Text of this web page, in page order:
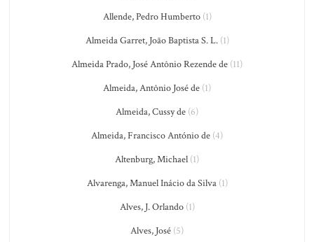
Allende, Pedro Humberto(1)
Almeida Garret, João Baptista S. L.(1)
Almeida Prado, José Antônio Rezende de (11)
Almeida, Antônio José de (1)
Almeida, Cussy de (6)
Almeida, Francisco António de (4)
Altenburg, Michael (1)
Alvarenga, Manuel Inácio da Silva(1)
Alves, J. Orlando(1)
Alves, José (5)